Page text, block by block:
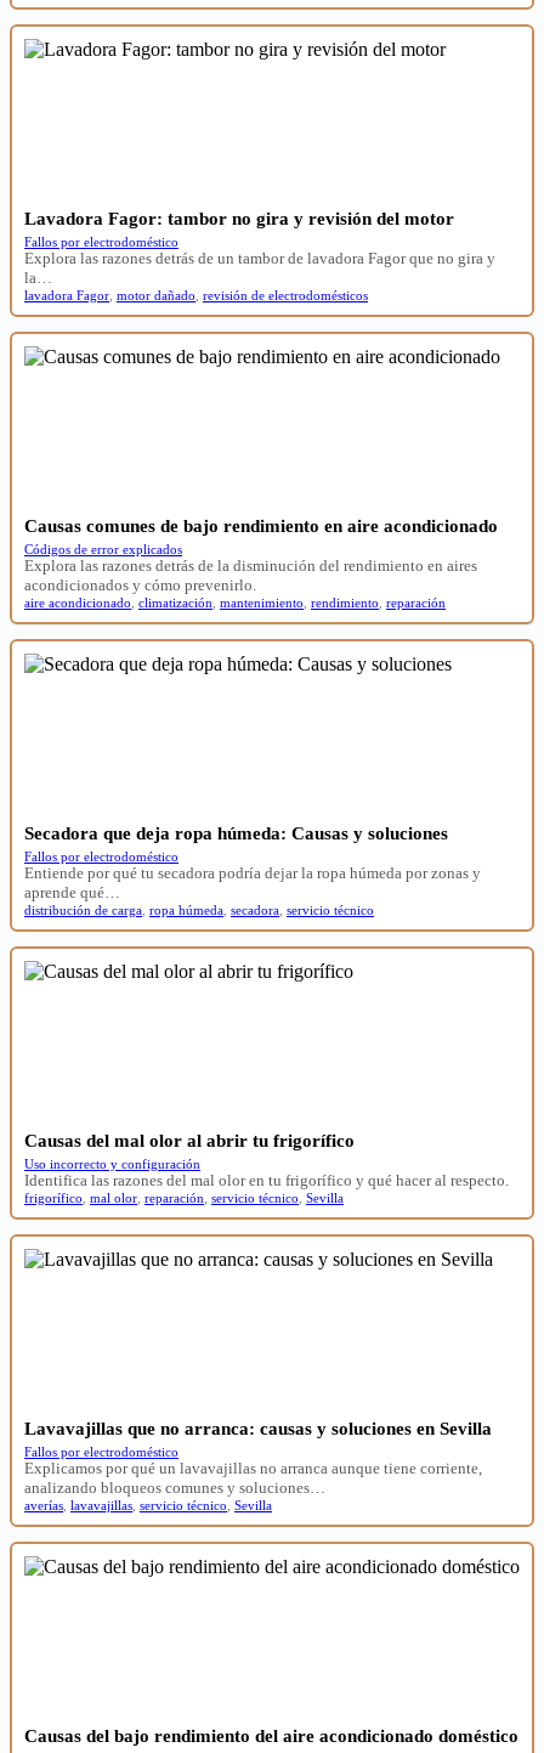
Lavadora Fagor: tambor no gira y revisión del motor
Fallos por electrodoméstico
Explora las razones detrás de un tambor de lavadora Fagor que no gira y
la…
lavadora Fagor motor dañado revisión de electrodomésticos
Causas comunes de bajo rendimiento en aire acondicionado
Códigos de error explicados
Explora las razones detrás de la disminución del rendimiento en aires
acondicionados y cómo prevenirlo.
aire acondicionado climatización mantenimiento rendimiento reparación
Secadora que deja ropa húmeda: Causas y soluciones
Fallos por electrodoméstico
Entiende por qué tu secadora podría dejar la ropa húmeda por zonas y
aprende qué…
distribución de carga ropa húmeda secadora servicio técnico
Causas del mal olor al abrir tu frigorífico
Uso incorrecto y configuración
Identifica las razones del mal olor en tu frigorífico y qué hacer al respecto.
frigorífico mal olor reparación servicio técnico Sevilla
Lavavajillas que no arranca: causas y soluciones en Sevilla
Fallos por electrodoméstico
Explicamos por qué un lavavajillas no arranca aunque tiene corriente,
analizando bloqueos comunes y soluciones…
averías lavavajillas servicio técnico Sevilla
Causas del bajo rendimiento del aire acondicionado doméstico